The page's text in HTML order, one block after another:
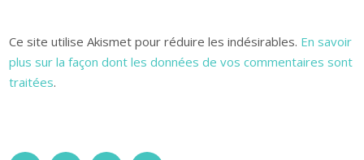
Ce site utilise Akismet pour réduire les indésirables. En savoir
plus sur la façon dont les données de vos commentaires sont
traitées.